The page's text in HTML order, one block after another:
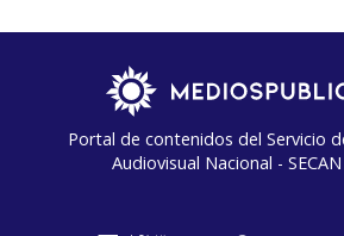
Portal de contenidos del Servicio
Audiovisual Nacional -